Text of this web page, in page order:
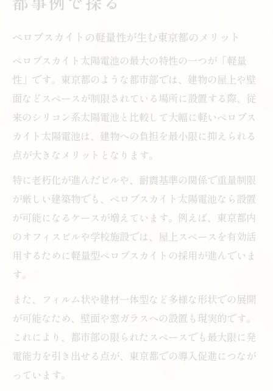
ペロブスカイトの軽量性が生む東京都のメリット
ペロブスカイト太陽電池の最大の特性の一つが「軽量
性」です。東京都のような都市部では、建物の屋上や壁
面などスペースが制限されている場所に設置する際、従
来のシリコン系太陽電池と比較して大幅に軽いペロブス
カイト太陽電池は、建物への負担を最小限に抑えられる
点が大きなメリットとなります。
特に老朽化が進んだビルや、耐震基準の関係で重量制限
が厳しい建築物でも、ペロブスカイト太陽電池なら設置
が可能になるケースが増えています。例えば、東京都内
のオフィスビルや学校施設では、屋上スペースを有効活
用するために軽量型ペロブスカイトの採用が進んでいま
す。
また、フィルム状や建材一体型など多様な形状での展開
が可能なため、壁面や窓ガラスへの設置も現実的です。
これにより、都市部の限られたスペースでも最大限に発
電能力を引き出せる点が、東京都での導入促進につなが
っています。